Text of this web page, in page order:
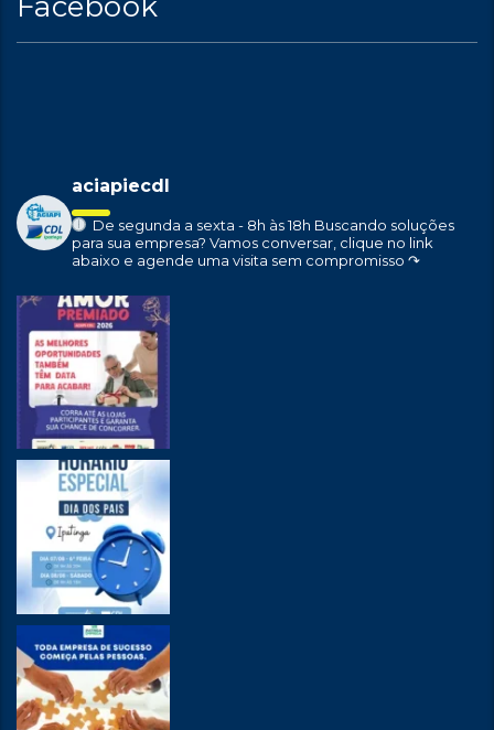
aciapiecdl
De segunda a sexta - 8h às 18h Buscando soluções
para sua empresa? Vamos conversar, clique no link
abaixo e agende uma visita sem compromisso ↷